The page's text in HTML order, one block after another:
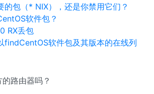
的包（* NIX），还是你禁用它们？
软件包？
RX丢包
findCentOS软件包及其版本的在线列
路由器吗？